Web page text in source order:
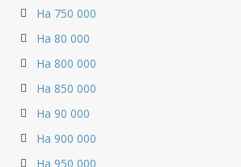
На 750 000
На 80 000
На 800 000
На 850 000
На 90 000
На 900 000
На 950 000